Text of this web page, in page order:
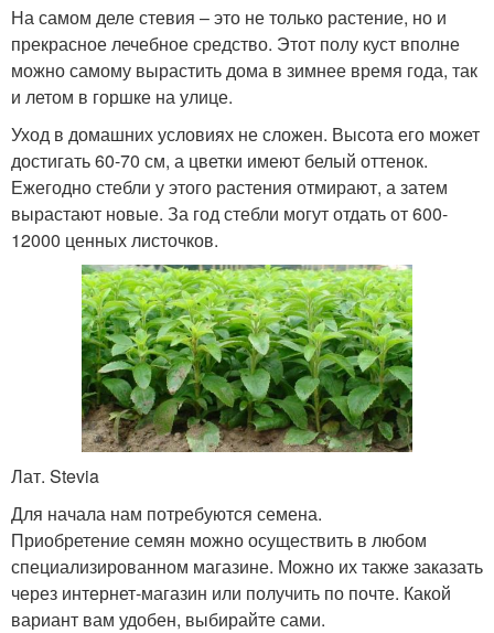
На самом деле стевия – это не только растение, но и
прекрасное лечебное средство. Этот полу куст вполне
можно самому вырастить дома в зимнее время года, так
и летом в горшке на улице.
Уход в домашних условиях не сложен. Высота его может
достигать 60-70 см, а цветки имеют белый оттенок.
Ежегодно стебли у этого растения отмирают, а затем
вырастают новые. За год стебли могут отдать от 600-
12000 ценных листочков.
Лат. Stevia
Для начала нам потребуются семена.
Приобретение семян можно осуществить в любом
специализированном магазине. Можно их также заказать
через интернет-магазин или получить по почте. Какой
вариант вам удобен, выбирайте сами.